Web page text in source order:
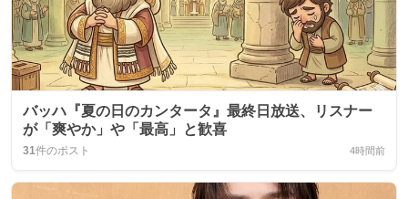
バッハ『夏の日のカンタータ』最終日放送、リスナー
が「爽やか」や「最高」と歓喜
31件のポスト 4時間前